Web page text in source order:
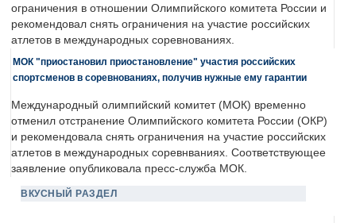
ограничения в отношении Олимпийского комитета России и
рекомендовал снять ограничения на участие российских
атлетов в международных соревнованиях.
МОК "приостановил приостановление" участия российских
спортсменов в соревнованиях, получив нужные ему гарантии
Международный олимпийский комитет (МОК) временно
отменил отстранение Олимпийского комитета России (ОКР)
и рекомендовала снять ограничения на участие российских
атлетов в международных соревнваниях. Соответствующее
заявление опубликовала пресс-служба МОК.
ВКУСНЫЙ РАЗДЕЛ